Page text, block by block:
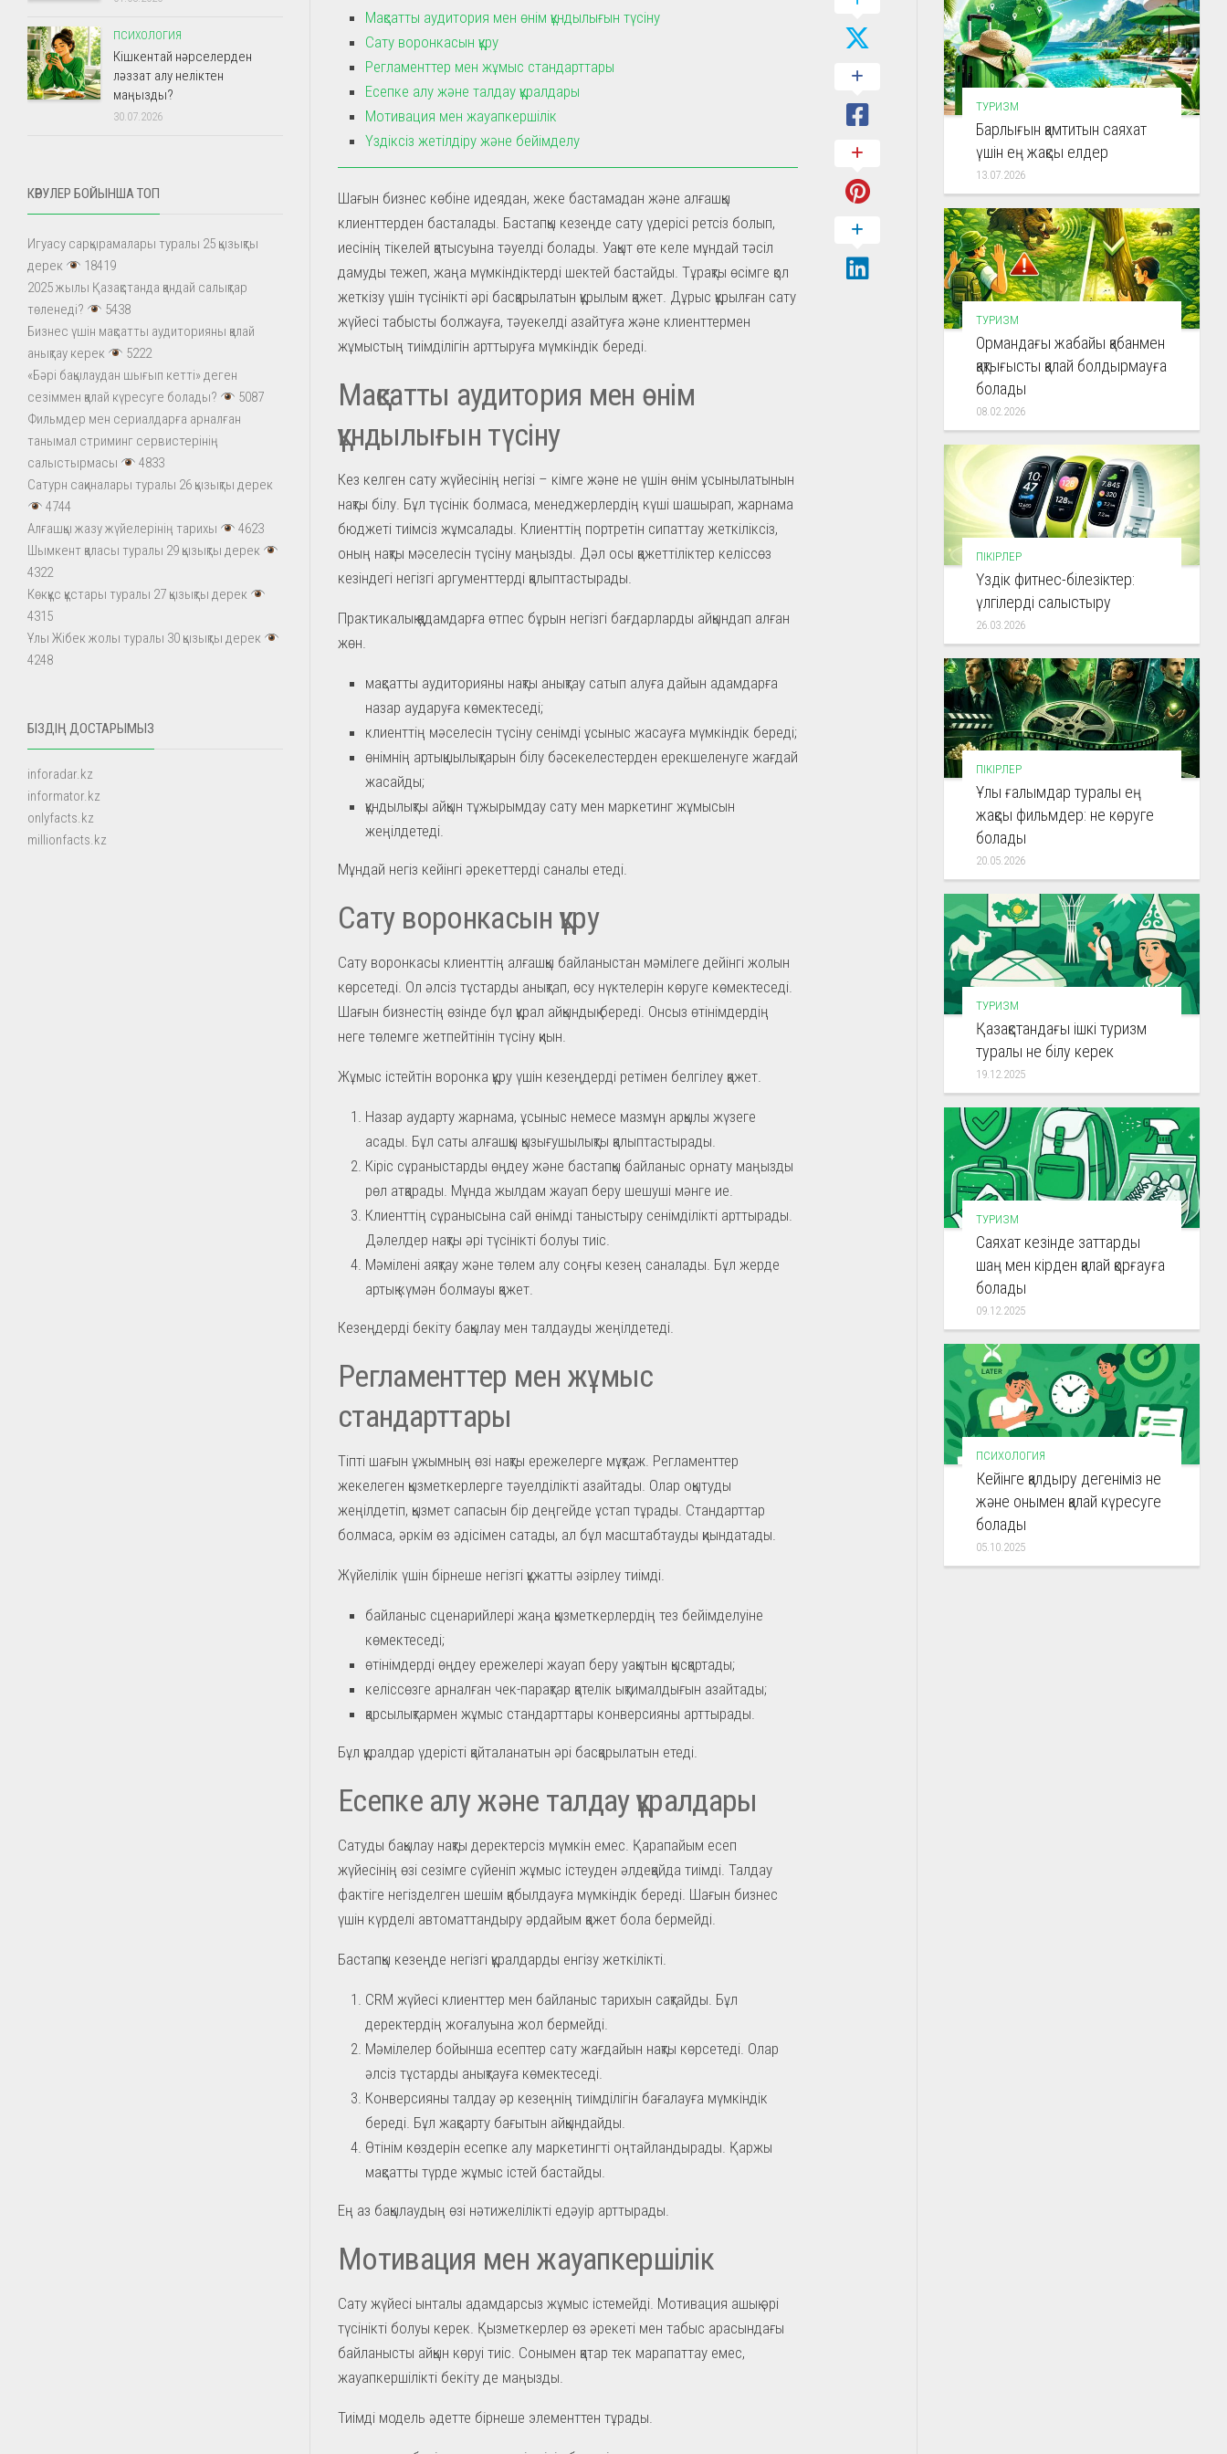
Мақсатты аудитория мен өнім құндылығын түсіну
Сату воронкасын құру
Регламенттер мен жұмыс стандарттары
Есепке алу және талдау құралдары
Мотивация мен жауапкершілік
Үздіксіз жетілдіру және бейімделу
Шағын бизнес көбіне идеядан, жеке бастамадан және алғашқы
клиенттерден басталады. Бастапқы кезеңде сату үдерісі ретсіз болып,
иесінің тікелей қатысуына тәуелді болады. Уақыт өте келе мұндай тәсіл
дамуды тежеп, жаңа мүмкіндіктерді шектей бастайды. Тұрақты өсімге қол
жеткізу үшін түсінікті әрі басқарылатын құрылым қажет. Дұрыс құрылған сату
жүйесі табысты болжауға, тәуекелді азайтуға және клиенттермен
жұмыстың тиімділігін арттыруға мүмкіндік береді.
Мақсатты аудитория мен өнім
құндылығын түсіну
Кез келген сату жүйесінің негізі – кімге және не үшін өнім ұсынылатынын
нақты білу. Бұл түсінік болмаса, менеджерлердің күші шашырап, жарнама
бюджеті тиімсіз жұмсалады. Клиенттің портретін сипаттау жеткіліксіз,
оның нақты мәселесін түсіну маңызды. Дәл осы қажеттіліктер келіссөз
кезіндегі негізгі аргументтерді қалыптастырады.
Практикалық қадамдарға өтпес бұрын негізгі бағдарларды айқындап алған
жөн.
мақсатты аудиторияны нақты анықтау сатып алуға дайын адамдарға
назар аударуға көмектеседі;
клиенттің мәселесін түсіну сенімді ұсыныс жасауға мүмкіндік береді;
өнімнің артықшылықтарын білу бәсекелестерден ерекшеленуге жағдай
жасайды;
құндылықты айқын тұжырымдау сату мен маркетинг жұмысын
жеңілдетеді.
Мұндай негіз кейінгі әрекеттерді саналы етеді.
Сату воронкасын құру
Сату воронкасы клиенттің алғашқы байланыстан мәмілеге дейінгі жолын
көрсетеді. Ол әлсіз тұстарды анықтап, өсу нүктелерін көруге көмектеседі.
Шағын бизнестің өзінде бұл құрал айқындық береді. Онсыз өтінімдердің
неге төлемге жетпейтінін түсіну қиын.
Жұмыс істейтін воронка құру үшін кезеңдерді ретімен белгілеу қажет.
Назар аударту жарнама, ұсыныс немесе мазмұн арқылы жүзеге
асады. Бұл саты алғашқы қызығушылықты қалыптастырады.
Кіріс сұраныстарды өңдеу және бастапқы байланыс орнату маңызды
рөл атқарады. Мұнда жылдам жауап беру шешуші мәнге ие.
Клиенттің сұранысына сай өнімді таныстыру сенімділікті арттырады.
Дәлелдер нақты әрі түсінікті болуы тиіс.
Мәмілені аяқтау және төлем алу соңғы кезең саналады. Бұл жерде
артық күмән болмауы қажет.
Кезеңдерді бекіту бақылау мен талдауды жеңілдетеді.
Регламенттер мен жұмыс
стандарттары
Тіпті шағын ұжымның өзі нақты ережелерге мұқтаж. Регламенттер
жекелеген қызметкерлерге тәуелділікті азайтады. Олар оқытуды
жеңілдетіп, қызмет сапасын бір деңгейде ұстап тұрады. Стандарттар
болмаса, әркім өз әдісімен сатады, ал бұл масштабтауды қиындатады.
Жүйелілік үшін бірнеше негізгі құжатты әзірлеу тиімді.
байланыс сценарийлері жаңа қызметкерлердің тез бейімделуіне
көмектеседі;
өтінімдерді өңдеу ережелері жауап беру уақытын қысқартады;
келіссөзге арналған чек-парақтар қателік ықтималдығын азайтады;
қарсылықтармен жұмыс стандарттары конверсияны арттырады.
Бұл құралдар үдерісті қайталанатын әрі басқарылатын етеді.
Есепке алу және талдау құралдары
Сатуды бақылау нақты деректерсіз мүмкін емес. Қарапайым есеп
жүйесінің өзі сезімге сүйеніп жұмыс істеуден әлдеқайда тиімді. Талдау
фактіге негізделген шешім қабылдауға мүмкіндік береді. Шағын бизнес
үшін күрделі автоматтандыру әрдайым қажет бола бермейді.
Бастапқы кезеңде негізгі құралдарды енгізу жеткілікті.
CRM жүйесі клиенттер мен байланыс тарихын сақтайды. Бұл
деректердің жоғалуына жол бермейді.
Мәмілелер бойынша есептер сату жағдайын нақты көрсетеді. Олар
әлсіз тұстарды анықтауға көмектеседі.
Конверсияны талдау әр кезеңнің тиімділігін бағалауға мүмкіндік
береді. Бұл жақсарту бағытын айқындайды.
Өтінім көздерін есепке алу маркетингті оңтайландырады. Қаржы
мақсатты түрде жұмыс істей бастайды.
Ең аз бақылаудың өзі нәтижелілікті едәуір арттырады.
Мотивация мен жауапкершілік
Сату жүйесі ынталы адамдарсыз жұмыс істемейді. Мотивация ашық әрі
түсінікті болуы керек. Қызметкерлер өз әрекеті мен табыс арасындағы
байланысты айқын көруі тиіс. Сонымен қатар тек марапаттау емес,
жауапкершілікті бекіту де маңызды.
Тиімді модель әдетте бірнеше элементтен тұрады.
ПСИХОЛОГИЯ
Кішкентай нәрселерден
ләззат алу неліктен
маңызды?
30.07.2026
КӨРУЛЕР БОЙЫНША ТОП
Игуасу сарқырамалары туралы 25 қызықты
дерек
18419
2025 жылы Қазақстанда қандай салықтар
төленеді?
5438
Бизнес үшін мақсатты аудиторияны қалай
анықтау керек
5222
«Бәрі бақылаудан шығып кетті» деген
сезіммен қалай күресуге болады?
5087
Фильмдер мен сериалдарға арналған
танымал стриминг сервистерінің
салыстырмасы
4833
Сатурн сақиналары туралы 26 қызықты дерек
4744
Алғашқы жазу жүйелерінің тарихы
4623
Шымкент қаласы туралы 29 қызықты дерек
4322
Көкқұс құстары туралы 27 қызықты дерек
4315
Ұлы Жібек жолы туралы 30 қызықты дерек
4248
БІЗДІҢ ДОСТАРЫМЫЗ
inforadar.kz
informator.kz
onlyfacts.kz
millionfacts.kz
ТУРИЗМ
Барлығын қамтитын саяхат
үшін ең жақсы елдер
13.07.2026
ТУРИЗМ
Ормандағы жабайы қабанмен
қақтығысты қалай болдырмауға
болады
08.02.2026
ПІКІРЛЕР
Үздік фитнес-білезіктер:
үлгілерді салыстыру
26.03.2026
ПІКІРЛЕР
Ұлы ғалымдар туралы ең
жақсы фильмдер: не көруге
болады
20.05.2026
ТУРИЗМ
Қазақстандағы ішкі туризм
туралы не білу керек
19.12.2025
ТУРИЗМ
Саяхат кезінде заттарды
шаң мен кірден қалай қорғауға
болады
09.12.2025
ПСИХОЛОГИЯ
Кейінге қалдыру дегеніміз не
және онымен қалай күресуге
болады
05.10.2025